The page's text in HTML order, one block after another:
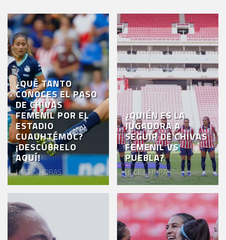
¿QUÉ TANTO
CONOCES EL PASO
DE CHIVAS
FEMENIL POR EL
ESTADIO
CUAUHTÉMOC?
¡DESCÚBRELO
AQUÍ!
HACE 5 HORAS
¿QUIÉN ES LA
JUGADORA A
SEGUIR DE CHIVAS
FEMENIL VS
PUEBLA?
HACE 6 HORAS